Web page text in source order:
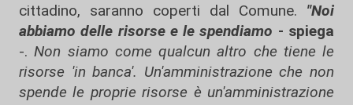
cittadino, saranno coperti dal Comune. "Noi
abbiamo delle risorse e le spendiamo - spiega
-.Non siamo come qualcun altro che tiene le
risorse 'in banca'. Un'amministrazione che non
spende le proprie risorse è un'amministrazione